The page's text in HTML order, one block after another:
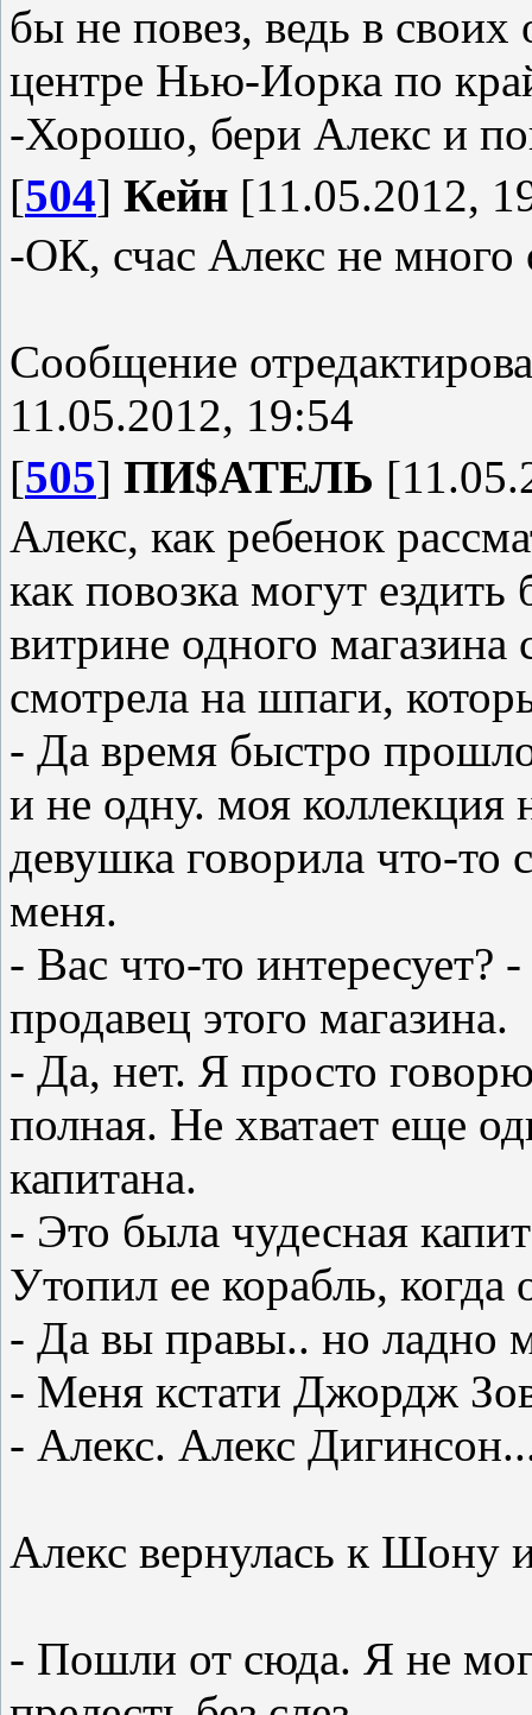
бы не повез, ведь в
центре Нью-Иорка по
-Хорошо, бери Алекс и
[504] Кейн [11.05.2012,
-ОК, счас Алекс не много
Сообщение
11.05.2012, 19:54
[505] ПИ$АТЕЛЬ
Алекс, как ребенок
как повозка могут
витрине одного магазина
смотрела на шпаги,
- Да время быстро
и не одну. моя коллекция
девушка говорила что-то
меня.
- Вас что-то
продавец этого магазина.
- Да, нет. Я просто
полная. Не хватает еще
капитана.
- Это была чудесная
Утопил ее корабль, когда
- Да вы правы.. но ладно
- Меня кстати Джордж
- Алекс. Алекс
Алекс вернулась к Шону
- Пошли от сюда. Я не